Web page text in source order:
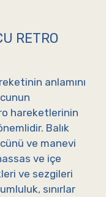
RETRO
anlamını
hareketlerinin
Balık
ve manevi
ve içe
ve sezgileri
sınırlar